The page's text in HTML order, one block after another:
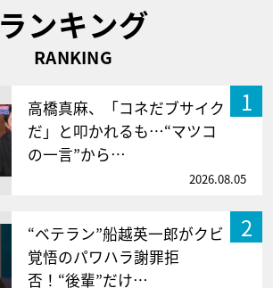
ランキング
RANKING
1
高橋真麻、「コネだブサイク
だ」と叩かれるも…“マツコ
の一言”から…
2026.08.05
2
“ベテラン”船越英一郎がクビ
覚悟のパワハラ謝罪拒
否！“後輩”だけ…